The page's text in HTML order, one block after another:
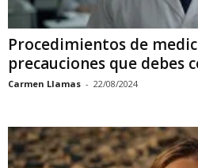
Procedimientos de
precauciones que debes
Carmen Llamas - 22/08/2024